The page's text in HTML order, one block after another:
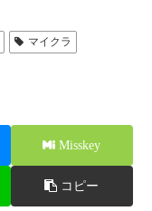
マイクラ
Misskey
コピー